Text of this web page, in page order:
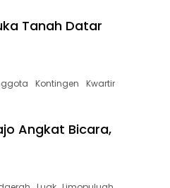
Tanah Datar
Kontingen Kwartir
Angkat Bicara,